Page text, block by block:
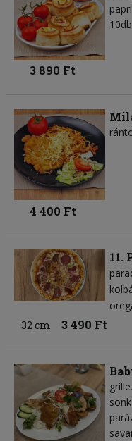
3 890 Ft
4 400 Ft
11.
32 cm
3 490 Ft